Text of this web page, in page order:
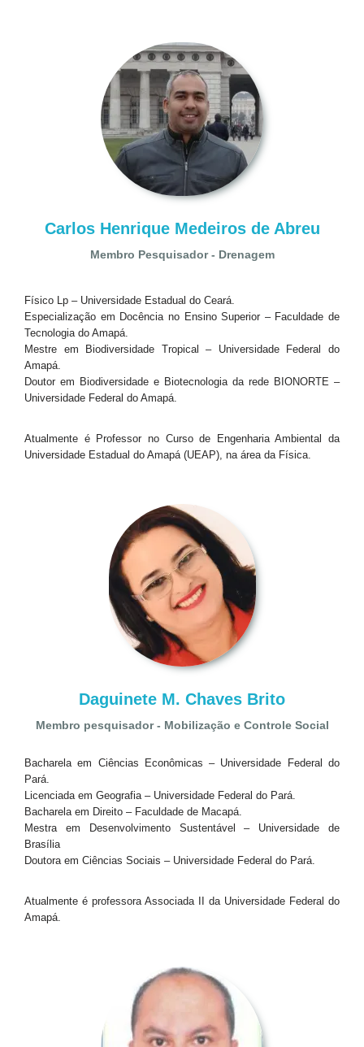
Carlos Henrique Medeiros de Abreu
Membro Pesquisador - Drenagem
Físico Lp – Universidade Estadual do Ceará.
Especialização em Docência no Ensino Superior – Faculdade de
Tecnologia do Amapá.
Mestre em Biodiversidade Tropical – Universidade Federal do
Amapá.
Doutor em Biodiversidade e Biotecnologia da rede BIONORTE –
Universidade Federal do Amapá.
Atualmente é Professor no Curso de Engenharia Ambiental da
Universidade Estadual do Amapá (UEAP), na área da Física.
Daguinete M. Chaves Brito
Membro pesquisador - Mobilização e Controle Social
Bacharela em Ciências Econômicas – Universidade Federal do
Pará.
Licenciada em Geografia – Universidade Federal do Pará.
Bacharela em Direito – Faculdade de Macapá.
Mestra em Desenvolvimento Sustentável – Universidade de
Brasília
Doutora em Ciências Sociais – Universidade Federal do Pará.
Atualmente é professora Associada II da Universidade Federal do
Amapá.